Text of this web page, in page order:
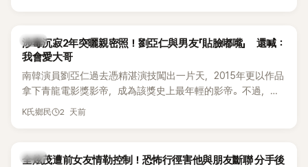
韓星
涉毒沉寂2年突曬親密照！劉亞仁與男友「貼臉嘟嘴」 還喊：
我會愛大哥
南韓演員劉亞仁過去憑精湛演技闖出一片天，2015年更以作品
拿下青龍電影獎影帝，成為該獎史上最年輕的影帝。不過，他
2023年爆出涉毒風波後，演藝事業受到重創，後續又牽扯與男
K氏鄉民 2 天前
韓星
全炫茂遭前女友情勒控制！恐怖行徑害他與朋友斷聯 分手後